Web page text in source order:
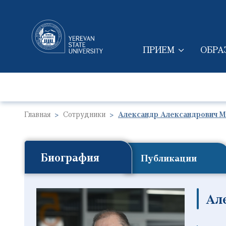
MAIN
ПРИЕМ
Главная Сотрудники Александр Александрович
Биография Публикации